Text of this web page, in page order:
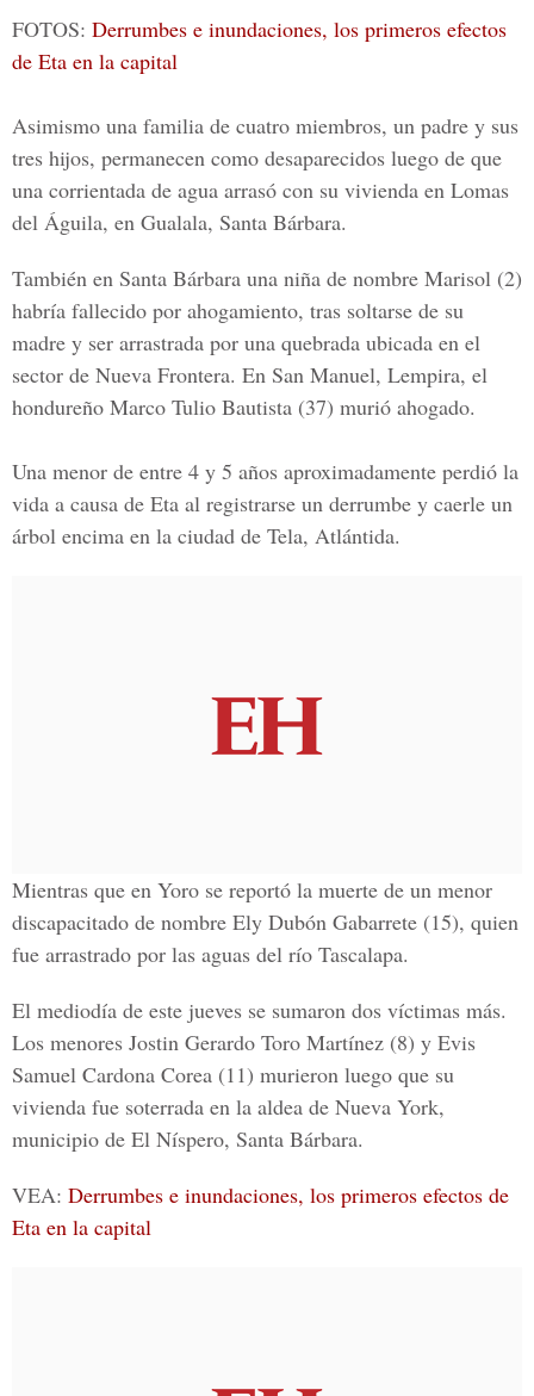
FOTOS: Derrumbes e inundaciones, los primeros efectos
de Eta en la capital
Asimismo una familia de cuatro miembros, un padre y sus
tres hijos, permanecen como desaparecidos luego de que
una corrientada de agua arrasó con su vivienda en Lomas
del Águila, en Gualala, Santa Bárbara.
También en Santa Bárbara una niña de nombre Marisol (2)
habría fallecido por ahogamiento, tras soltarse de su
madre y ser arrastrada por una quebrada ubicada en el
sector de Nueva Frontera. En San Manuel, Lempira, el
hondureño Marco Tulio Bautista (37) murió ahogado.
Una menor de entre 4 y 5 años aproximadamente perdió la
vida a causa de Eta al registrarse un derrumbe y caerle un
árbol encima en la ciudad de Tela, Atlántida.
Mientras que en Yoro se reportó la muerte de un menor
discapacitado de nombre Ely Dubón Gabarrete (15), quien
fue arrastrado por las aguas del río Tascalapa.
El mediodía de este jueves se sumaron dos víctimas más.
Los menores Jostin Gerardo Toro Martínez (8) y Evis
Samuel Cardona Corea (11) murieron luego que su
vivienda fue soterrada en la aldea de Nueva York,
municipio de El Níspero, Santa Bárbara.
VEA: Derrumbes e inundaciones, los primeros efectos de
Eta en la capital